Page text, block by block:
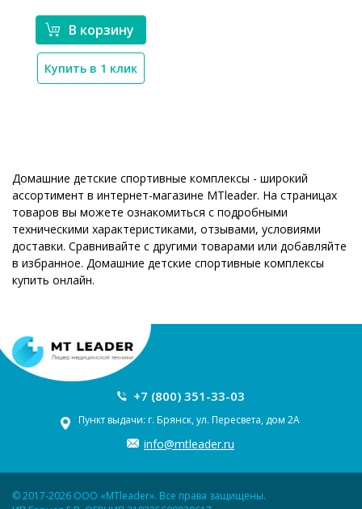
В корзину
Купить в 1 клик
Домашние детские спортивные комплексы - широкий
ассортимент в интернет-магазине MTleader. На страницах
товаров вы можете ознакомиться с подробными
техническими характеристиками, отзывами, условиями
доставки. Сравнивайте с другими товарами или добавляйте
в избранное. Домашние детские спортивные комплексы
купить онлайн.
+7 (800) 351-33-03
Пункт выдачи: г. Брянск, ул. Пересвета, дом 2А
info@mtleader.ru
© 2017-2026 ООО «MTleader». Все права защищены.